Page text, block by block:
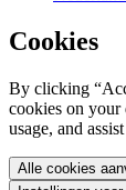
Cookies
By clicking
cookies on your
usage, and
Alle cookies